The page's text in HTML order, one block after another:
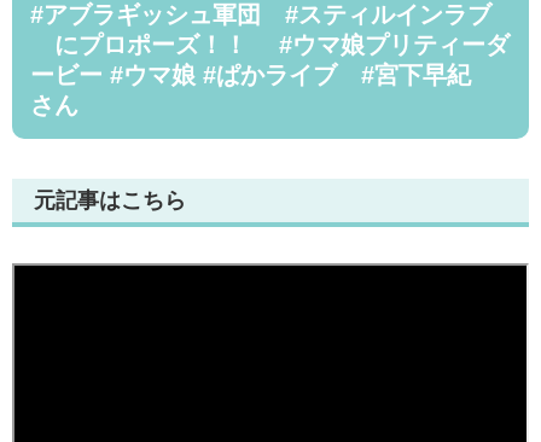
#アブラギッシュ軍団 #スティルインラブ
にプロポーズ！！ #ウマ娘プリティーダ
ービー #ウマ娘 #ぱかライブ #宮下早紀
さん
元記事はこちら